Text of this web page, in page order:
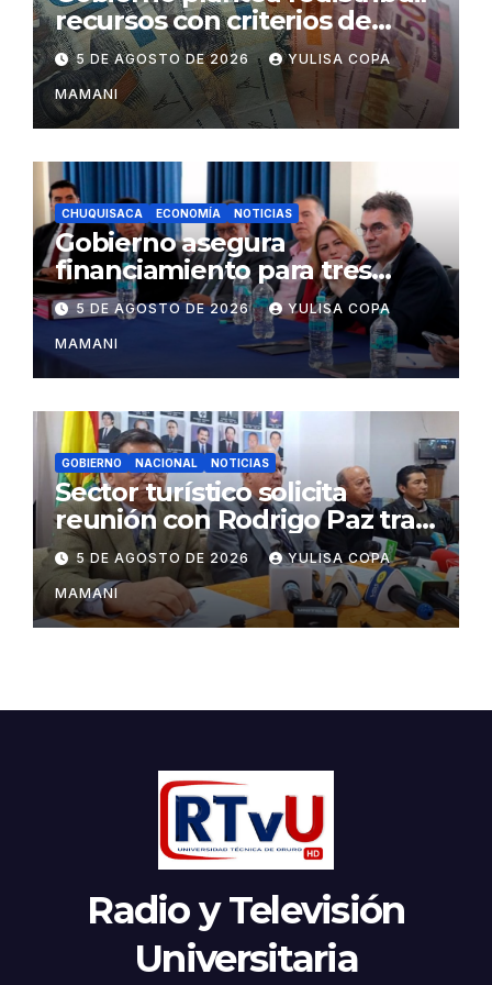
recursos con criterios de
eficiencia y esfuerzo fiscal
5 DE AGOSTO DE 2026 YULISA COPA
MAMANI
CHUQUISACA ECONOMÍA NOTICIAS
Gobierno asegura
financiamiento para tres
proyectos estratégicos de
Chuquisaca
5 DE AGOSTO DE 2026 YULISA COPA
MAMANI
GOBIERNO NACIONAL NOTICIAS
Sector turístico solicita
reunión con Rodrigo Paz tras
cambios en la administración
del turismo
5 DE AGOSTO DE 2026 YULISA COPA
MAMANI
Radio y Televisión
Universitaria